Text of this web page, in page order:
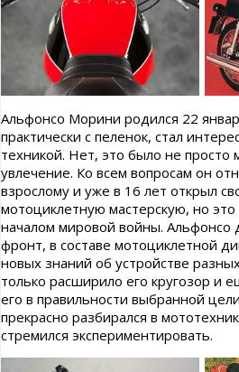
Альфонсо Морини родился 22
практически с пеленок, стал
техникой. Нет, это было не просто
увлечение. Ко всем вопросам он
взрослому и уже в 16 лет открыл
мотоциклетную мастерскую, но это
началом мировой войны.
фронт, в составе мотоциклетной
новых знаний об устройстве
только расширило его кругозор и
его в правильности выбранной
прекрасно разбирался в
стремился экспериментировать.